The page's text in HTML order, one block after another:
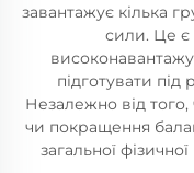
завантажує кілька
сили. Це є
підготувати під
Незалежно від того,
чи покращення
загальної